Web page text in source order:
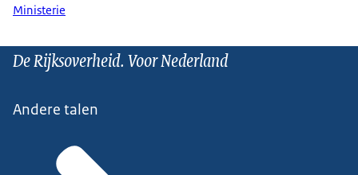
Ministerie
De Rijksoverheid. Voor Nederland
Andere talen